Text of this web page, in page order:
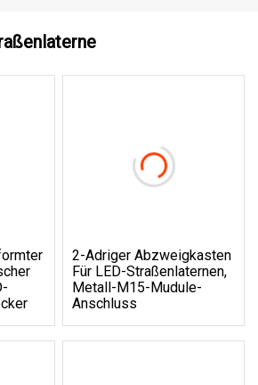
2-Adriger Abzweigkasten
Für LED-Straßenlaternen,
Metall-M15-Mudule-
Anschluss